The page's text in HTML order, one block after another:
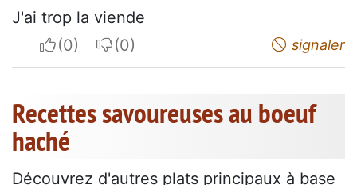
J'ai trop la viende
I apreciateI do not appreciate signaler
Recettes savoureuses au boeuf
haché
Découvrez d'autres plats principaux à base